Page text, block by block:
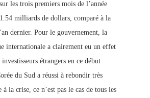
les trois premiers mois de l’année
milliards de dollars, comparé à la
dernier. Pour le gouvernement, la
internationale a clairement eu un effet
étrangers en ce début
du Sud a réussi à rebondir très
la crise, ce n’est pas le cas de tous les